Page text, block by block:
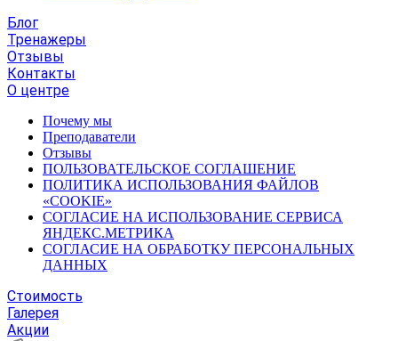
Блог
Тренажеры
Отзывы
Контакты
О центре
Почему мы
Преподаватели
Отзывы
ПОЛЬЗОВАТЕЛЬСКОЕ СОГЛАШЕНИЕ
ПОЛИТИКА ИСПОЛЬЗОВАНИЯ ФАЙЛОВ
«COOKIE»
СОГЛАСИЕ НА ИСПОЛЬЗОВАНИЕ СЕРВИСА
ЯНДЕКС.МЕТРИКА
СОГЛАСИЕ НА ОБРАБОТКУ ПЕРСОНАЛЬНЫХ
ДАННЫХ
Стоимость
Галерея
Акции